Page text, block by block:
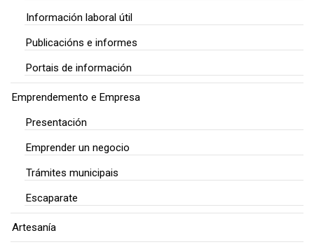
Información laboral útil
Publicacións e informes
Portais de información
Emprendemento e Empresa
Presentación
Emprender un negocio
Trámites municipais
Escaparate
Artesanía